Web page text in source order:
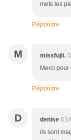
mets les
Répondre
M missfujii.
Merci
Répondre
D denise 01/
ils sont